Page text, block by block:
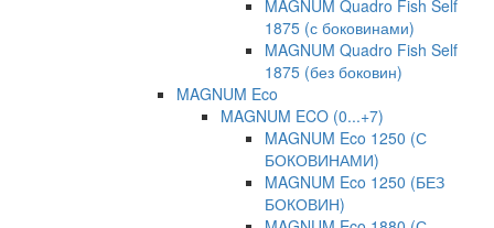
MAGNUM Quadro Fish Self
1875 (с боковинами)
MAGNUM Quadro Fish Self
1875 (без боковин)
MAGNUM Eco
MAGNUM ECO (0...+7)
MAGNUM Eco 1250 (С
БОКОВИНАМИ)
MAGNUM Eco 1250 (БЕЗ
БОКОВИН)